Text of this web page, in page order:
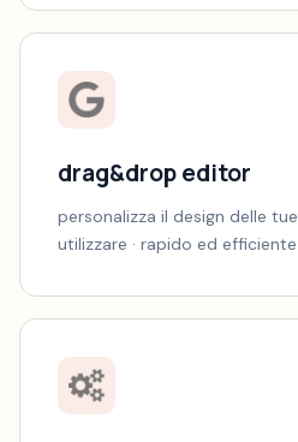
drag&drop editor
personalizza il design delle
utilizzare · rapido ed efficiente